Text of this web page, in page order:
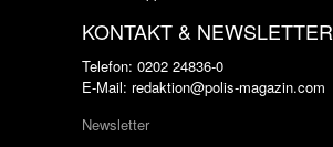
KONTAKT & NEWSLETTER
Telefon: 0202 24836-0
E-Mail: redaktion@polis-magazin.com
Newsletter